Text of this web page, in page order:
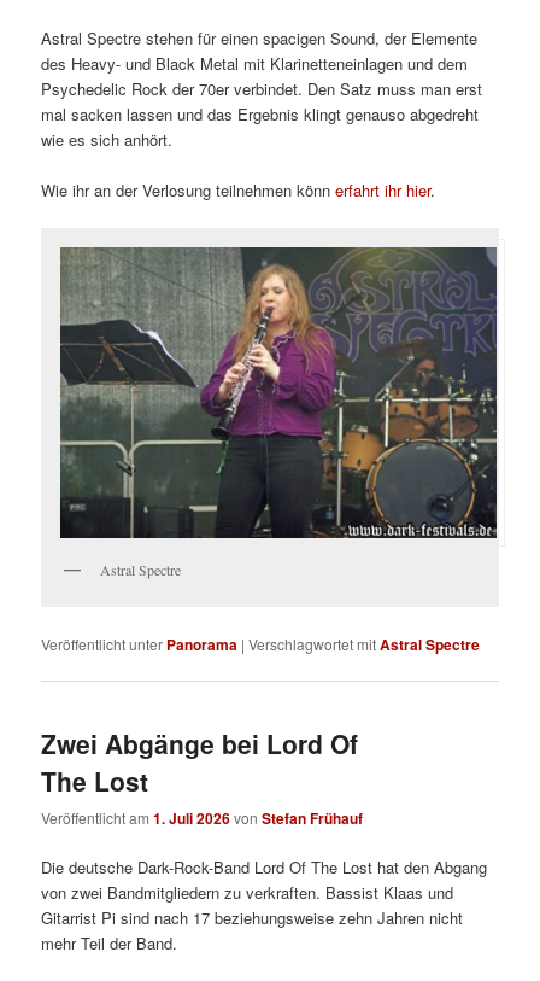
Astral Spectre stehen für einen spacigen Sound, der Elemente
des Heavy- und Black Metal mit Klarinetteneinlagen und dem
Psychedelic Rock der 70er verbindet. Den Satz muss man erst
mal sacken lassen und das Ergebnis klingt genauso abgedreht
wie es sich anhört.
Wie ihr an der Verlosung teilnehmen könnerfahrt ihr hier.
Astral Spectre
Veröffentlicht unter Panorama |Verschlagwortet mitAstral Spectre
Zwei Abgänge bei Lord Of
The Lost
Veröffentlicht am1. Juli 2026vonStefan Frühauf
Die deutsche Dark-Rock-Band Lord Of The Lost hat den Abgang
von zwei Bandmitgliedern zu verkraften. Bassist Klaas und
Gitarrist Pi sind nach 17 beziehungsweise zehn Jahren nicht
mehr Teil der Band.